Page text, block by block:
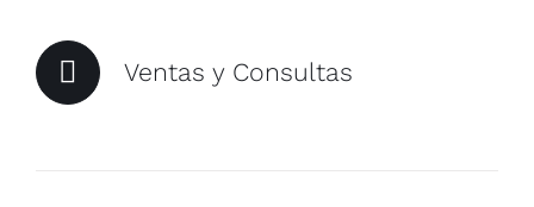
Ventas y Consultas